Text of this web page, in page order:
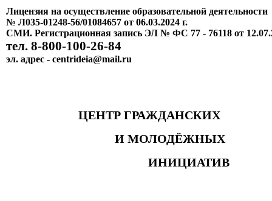
Лицензия на осуществление образовательной деятельности
№ Л035-01248-56/01084657 от 06.03.2024 г.
СМИ. Регистрационная запись ЭЛ № ФС 77 - 76118 от
тел. 8-800-100-26-84
эл. адрес - centrideia@mail.ru
ЦЕНТР ГРАЖДАНСКИХ
И МОЛОДЁЖНЫХ
ИНИЦИАТИВ